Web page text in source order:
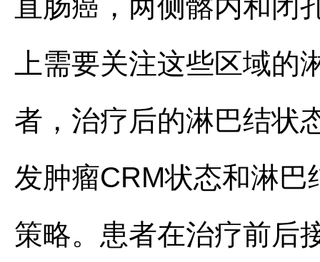
直肠癌，两侧髂内和闭
上需要关注这些区域的
者，治疗后的淋巴结状
发肿瘤CRM状态和淋
策略。患者在治疗前后